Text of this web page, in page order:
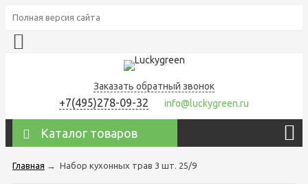
Полная версия сайта
Заказать обратный звонок
+7(495)278-09-32 info@luckygreen.ru
Каталог товаров
Главная → Набор кухонных трав 3 шт. 25/9